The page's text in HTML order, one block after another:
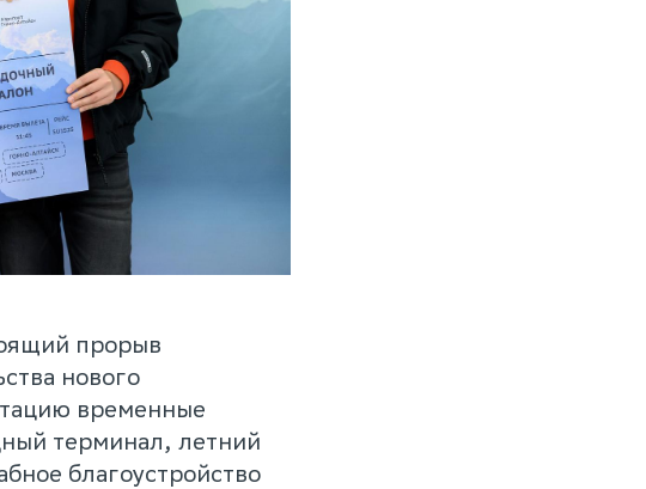
прорыв
нового
временные
терминал, летний
благоустройство